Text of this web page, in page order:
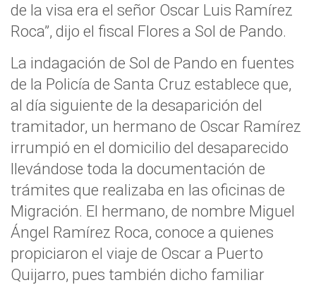
de la visa era el señor Oscar Luis Ramírez
Roca”, dijo el fiscal Flores a Sol de Pando.
La indagación de Sol de Pando en fuentes
de la Policía de Santa Cruz establece que,
al día siguiente de la desaparición del
tramitador, un hermano de Oscar Ramírez
irrumpió en el domicilio del desaparecido
llevándose toda la documentación de
trámites que realizaba en las oficinas de
Migración. El hermano, de nombre Miguel
Ángel Ramírez Roca, conoce a quienes
propiciaron el viaje de Oscar a Puerto
Quijarro, pues también dicho familiar